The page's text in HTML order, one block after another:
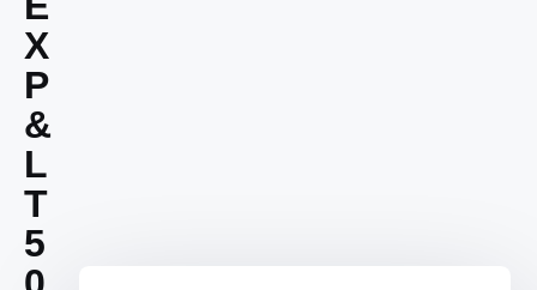
X
P
&
L
T
5